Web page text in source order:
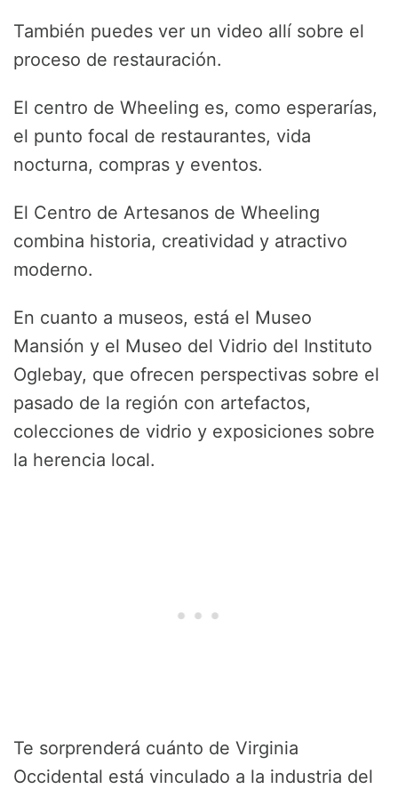
También puedes ver un video allí sobre el
proceso de restauración.
El centro de Wheeling es, como esperarías,
el punto focal de restaurantes, vida
nocturna, compras y eventos.
El Centro de Artesanos de Wheeling
combina historia, creatividad y atractivo
moderno.
En cuanto a museos, está el Museo
Mansión y el Museo del Vidrio del Instituto
Oglebay, que ofrecen perspectivas sobre el
pasado de la región con artefactos,
colecciones de vidrio y exposiciones sobre
la herencia local.
Te sorprenderá cuánto de Virginia
Occidental está vinculado a la industria del